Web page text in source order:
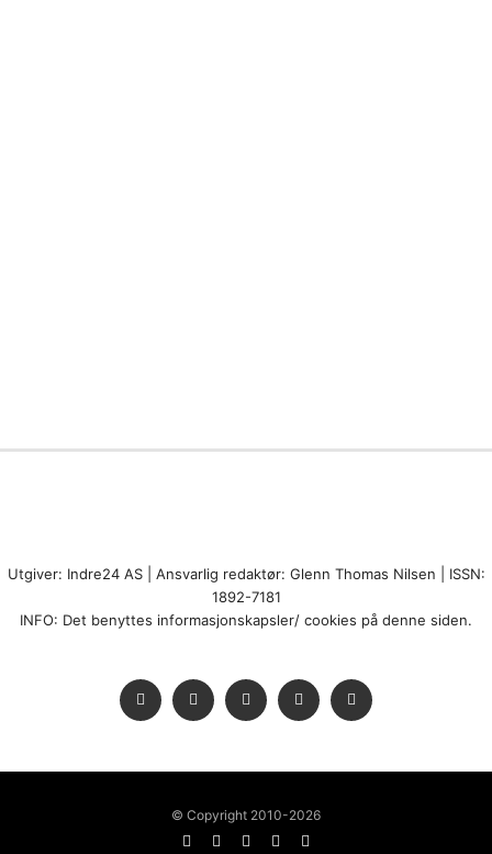
Utgiver: Indre24 AS | Ansvarlig redaktør: Glenn Thomas Nilsen | ISSN:
1892-7181
INFO: Det benyttes informasjonskapsler/ cookies på denne siden.
© Copyright 2010-2026